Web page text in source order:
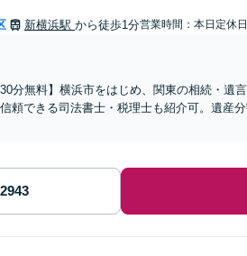
新横浜駅 から徒歩1分営業時間：本日定休日
30分無料】横浜市をはじめ、関東の相続・遺
頼できる司法書士・税理士も紹介可。遺産